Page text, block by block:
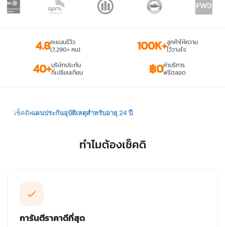
4.8คะแนนรีวิว
(7,290+ คน)
100K+ลูกค้าให้ความ
ไว้วางใจ
40+บริษัทประกัน
ที่เปรียบเทียบ
฿0ค่าบริการ
ฟรีตลอด
เช็คดิ แผนประกันอุบัติเหตุสำหรับอายุ 24 ปี
ทำไมต้องเช็คดิ
การันตีราคาดีที่สุด